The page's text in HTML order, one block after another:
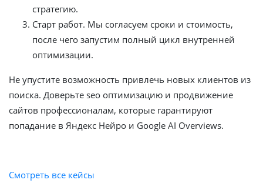
стратегию.
Старт работ. Мы согласуем сроки и стоимость,
после чего запустим полный цикл внутренней
оптимизации.
Не упустите возможность привлечь новых клиентов из
поиска. Доверьте seo оптимизацию и продвижение
сайтов профессионалам, которые гарантируют
попадание в Яндекс Нейро и Google AI Overviews.
Смотреть все кейсы